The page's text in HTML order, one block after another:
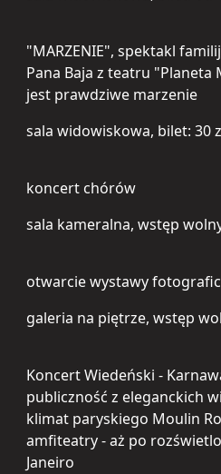
"MARZENIE", spektakl
Pana Baja z teatru
jest prawdziwe marzenie
sala widowiskowa, bilet: 30
koncert chórów
sala kameralna, wstęp
otwarcie wystawy
galeria na piętrze, wstęp
Koncert Wiedeński -
publiczność z eleganckich
klimat paryskiego Moulin
amfiteatry - aż po
Janeiro